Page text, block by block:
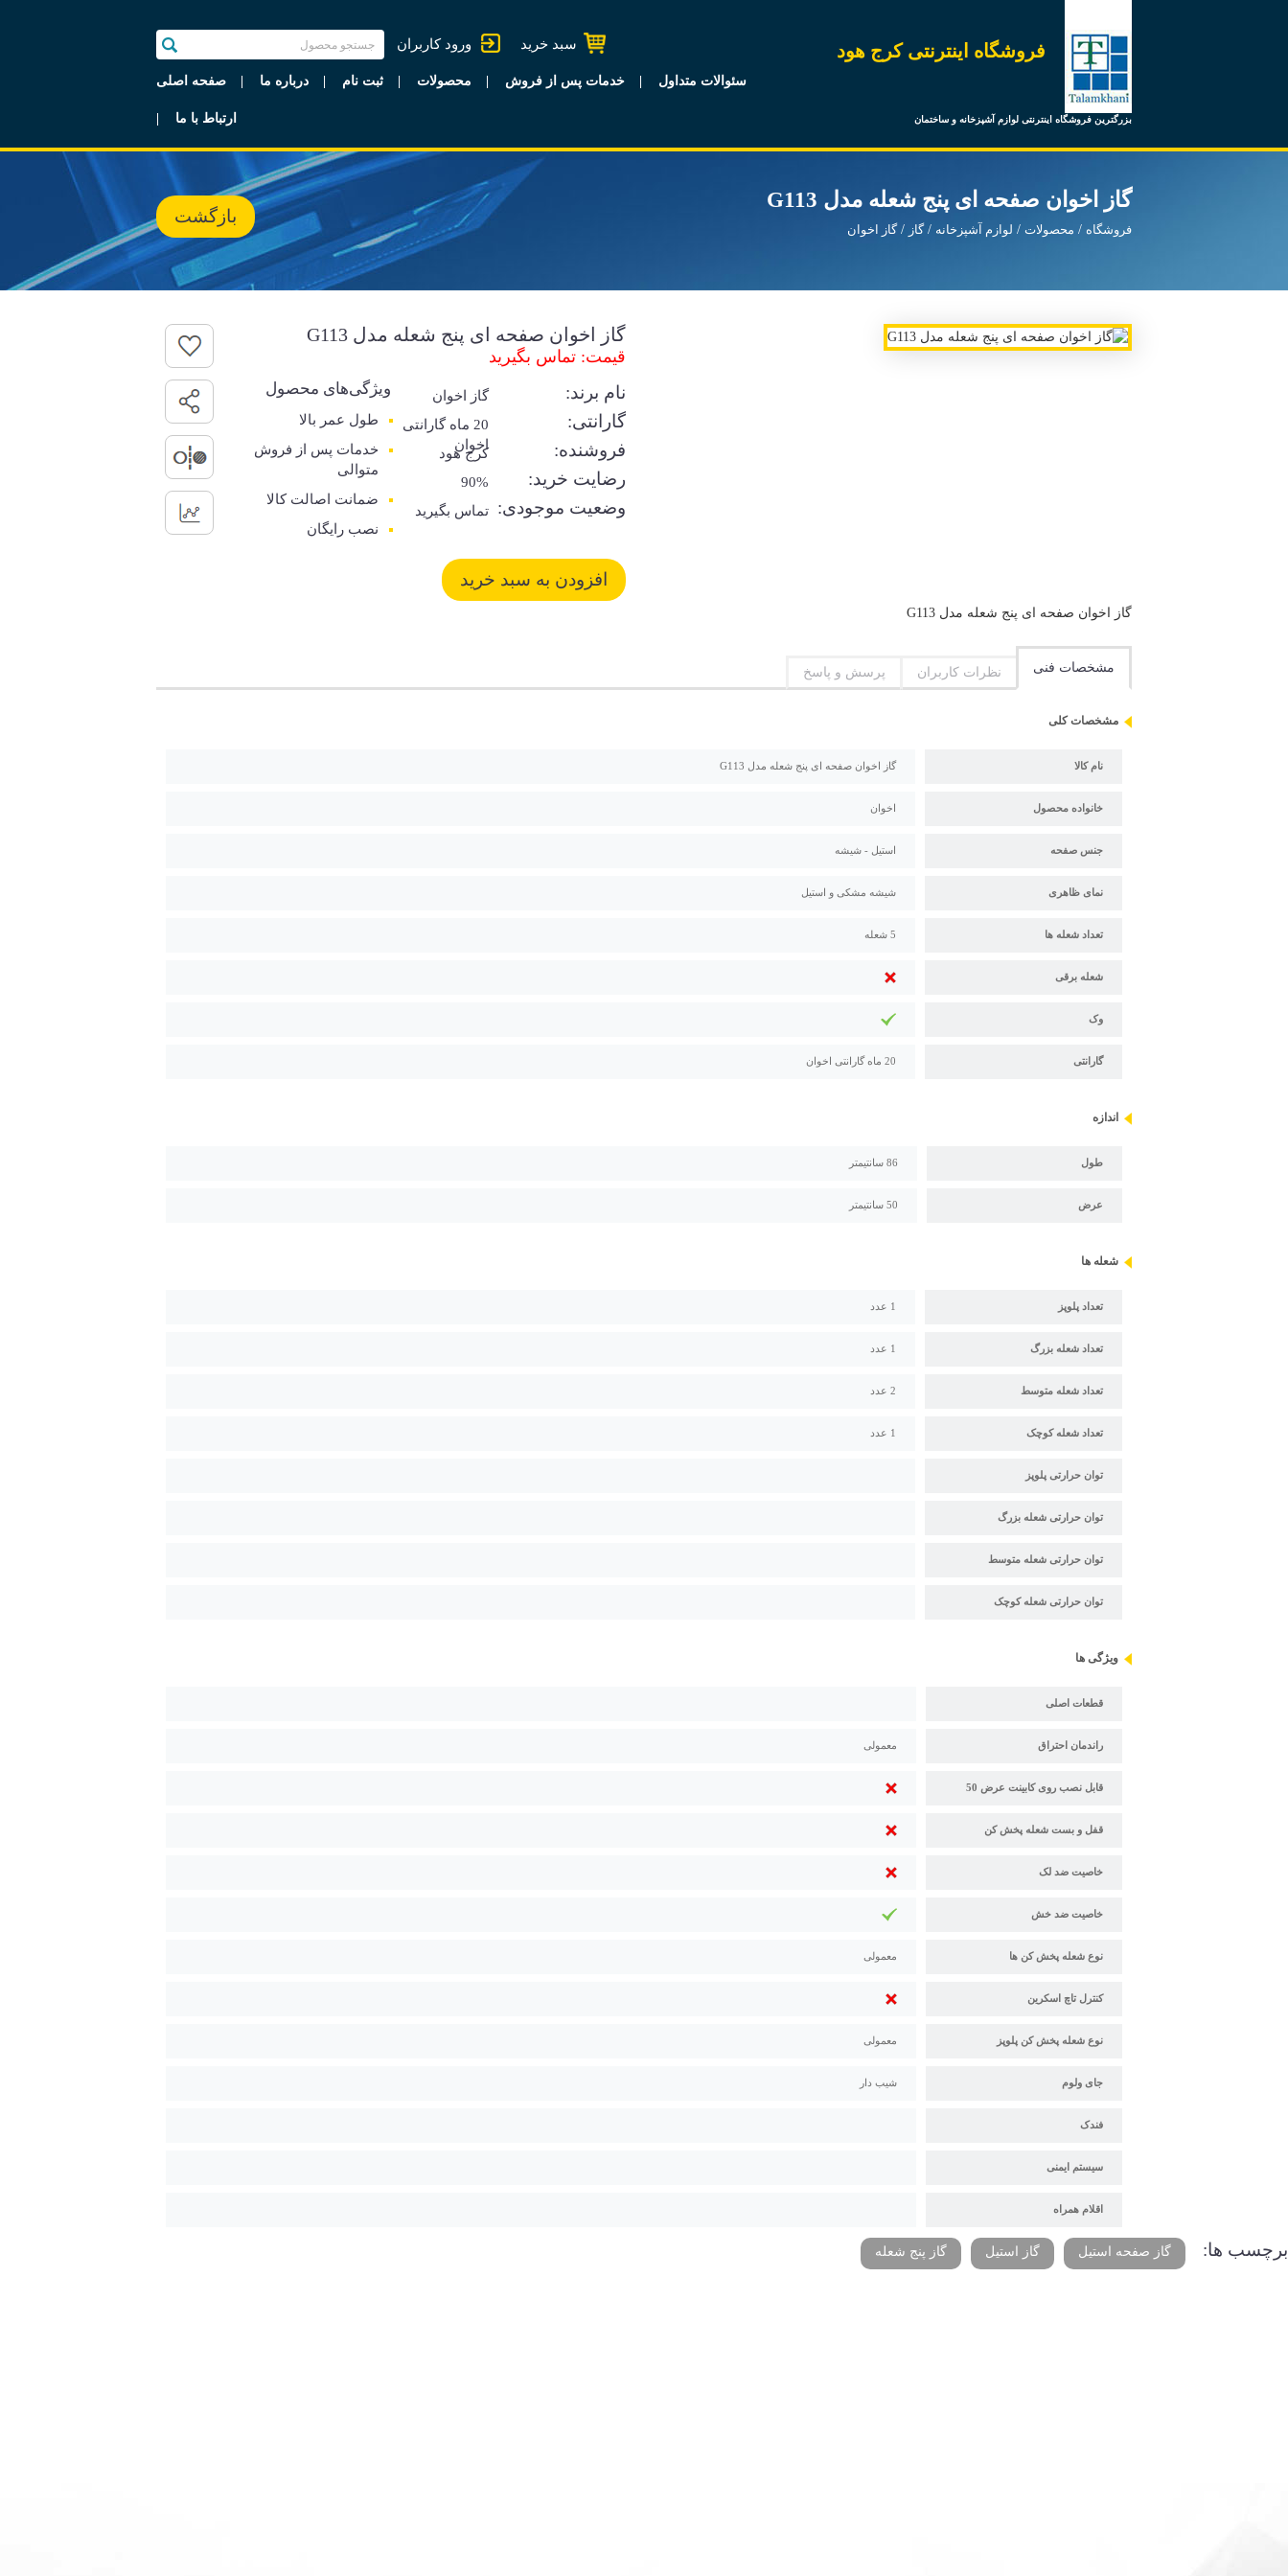
فروشگاه اینترنتی کرج هود
بزرگترین فروشگاه اینترنتی لوازم آشپزخانه و ساختمان
ورود کاربران سبد خرید
صفحه اصلی درباره ما ثبت نام محصولات خدمات پس از فروش سئوالات متداول
ارتباط با ما
گاز اخوان صفحه ای پنج شعله مدل G113
فروشگاه محصولات لوازم آشپزخانه گاز گاز اخوان
بازگشت
گاز اخوان صفحه ای پنج شعله مدل G113
قیمت: تماس بگیرید
نام برند: گاز اخوان
گارانتی:
20 ماه گارانتی
اخوان
فروشنده: کرج هود
رضایت خرید: 90%
وضعیت موجودی: تماس بگیرید
ویژگی‌های محصول
طول عمر بالا
خدمات پس از فروش
متوالی
ضمانت اصالت کالا
نصب رایگان
گاز اخوان صفحه ای پنج شعله مدل G113
مشخصات فنی نظرات کاربران پرسش و پاسخ
مشخصات کلی
نام کالا گاز اخوان صفحه ای پنج شعله مدل G113
خانواده محصول اخوان
جنس صفحه استیل - شیشه
نمای ظاهری شیشه مشکی و استیل
تعداد شعله ها 5 شعله
شعله برقی
وک
گارانتی 20 ماه گارانتی اخوان
اندازه
طول 86 سانتیمتر
عرض 50 سانتیمتر
شعله ها
تعداد پلوپز 1 عدد
تعداد شعله بزرگ 1 عدد
تعداد شعله متوسط 2 عدد
تعداد شعله کوچک 1 عدد
توان حرارتی پلوپز
توان حرارتی شعله بزرگ
توان حرارتی شعله متوسط
توان حرارتی شعله کوچک
ویژگی ها
قطعات اصلی
راندمان احتراق معمولی
قابل نصب روی کابینت عرض 50
قفل و بست شعله پخش کن
خاصیت ضد لک
خاصیت ضد خش
نوع شعله پخش کن ها معمولی
کنترل تاچ اسکرین
نوع شعله پخش کن پلوپز معمولی
جای ولوم شیب دار
فندک
سیستم ایمنی
اقلام همراه
برچسب ها: گاز صفحه استیل گاز استیل گاز پنج شعله